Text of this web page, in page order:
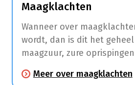
Maagklachten
Wanneer over
wordt, dan is dit het
maagzuur, zure
spijsverteringsproblemen.
Meer over maagklachten